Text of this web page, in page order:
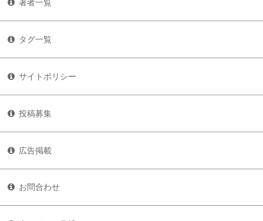
著者一覧
タグ一覧
サイトポリシー
投稿募集
広告掲載
お問合わせ